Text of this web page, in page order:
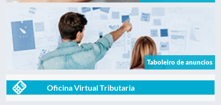
Taboleiro de anuncios
Oficina Virtual Tributaria